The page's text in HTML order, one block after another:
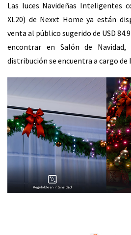
Las luces Navideñas Inteligentes
XL20) de Nexxt Home ya están
venta al público sugerido de USD
encontrar en Salón de Navidad,
distribución se encuentra a cargo de